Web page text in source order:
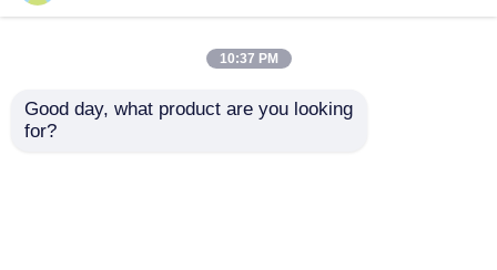
10:37 PM
Good day, what product are you looking
for?